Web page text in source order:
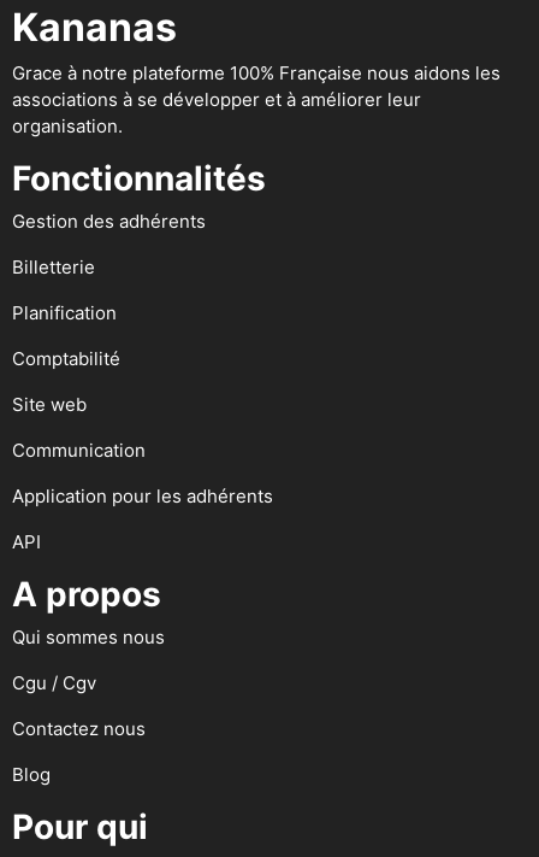
Kananas
Grace à notre plateforme 100% Française nous aidons les
associations à se développer et à améliorer leur
organisation.
Fonctionnalités
Gestion des adhérents
Billetterie
Planification
Comptabilité
Site web
Communication
Application pour les adhérents
API
A propos
Qui sommes nous
Cgu / Cgv
Contactez nous
Blog
Pour qui